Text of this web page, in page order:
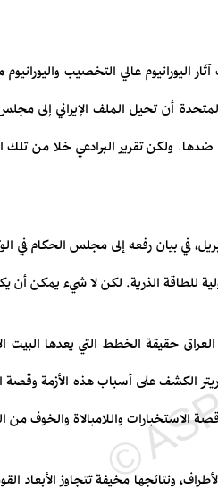
اليورانيوم عالي التخصيب
المتحدة أن تحيل الملف الإيراني
ولكن تقرير البرادعي خلا من تلك
في بيان رفعه إلى مجلس الحكام
للطاقة الذرية. لكن لا شيء يمكن
حقيقة الخطط التي يعدها البيت
الكشف على أسباب هذه الأزمة وقصة
الاستخبارات واللامبالاة والخوف
ونتائجها مخيفة تتجاوز الأبعاد